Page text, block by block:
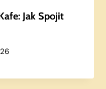
Jak Spojit